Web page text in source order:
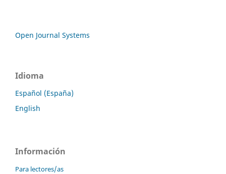
Open Journal Systems
Idioma
Español (España)
English
Información
Para lectores/as